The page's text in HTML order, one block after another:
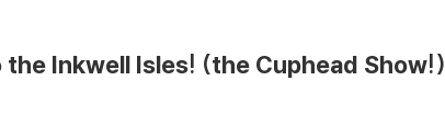
Inkwell Isles! (the Cuphead Show!)